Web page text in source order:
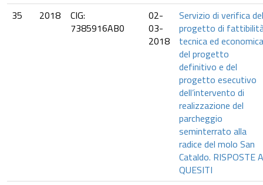
35
2018
CIG:
7385916AB0
02-
03-
2018
Servizio di verifica del
progetto di
tecnica ed
del progetto
definitivo e del
progetto esecutivo
dell’intervento di
realizzazione del
parcheggio
seminterrato alla
radice del molo San
Cataldo. RISPOSTE
QUESITI